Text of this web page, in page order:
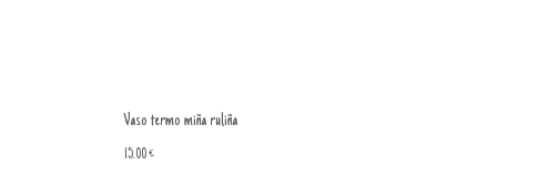
Vaso termo miña ruliña
15.00€